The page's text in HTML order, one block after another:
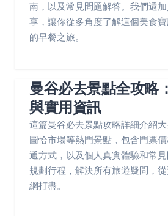
南，以及常見問題解答。我們還
享，讓你從多角度了解這個美食
的早餐之旅。
曼谷必去景點全攻略
與實用資訊
這篇曼谷必去景點攻略詳細介紹
圖恰市場等熱門景點，包含門票
通方式，以及個人真實體驗和常
規劃行程，解決所有旅遊疑問，
網打盡。